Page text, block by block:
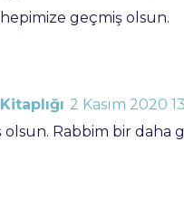
hepimize geçmiş olsun.
2 Kasım 2020
olsun. Rabbim bir daha